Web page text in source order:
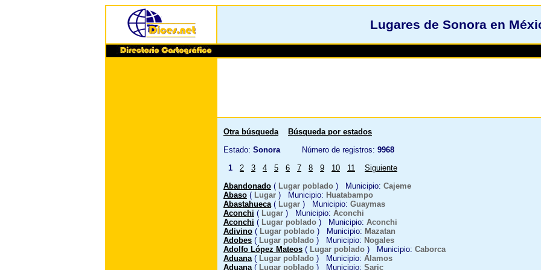
Lugares de Sonora en
Otra búsqueda
Búsqueda por estados
Estado: SonoraNúmero de registros: 9968
1
2 3 4 5 6 7 8 9 10 11
Siguiente
Abandonado ( Lugar poblado ) Municipio: Cajeme
Abaso ( Lugar ) Municipio: Huatabampo
Abastahueca( Lugar ) Municipio: Guaymas
Aconchi ( Lugar ) Municipio: Aconchi
Aconchi ( Lugar poblado ) Municipio: Aconchi
Adivino ( Lugar poblado ) Municipio: Mazatan
Adobes ( Lugar poblado ) Municipio: Nogales
Adolfo López Mateos ( Lugar poblado ) Municipio: Caborca
Aduana( Lugar poblado ) Municipio: Alamos
Aduana( Lugar poblado ) Municipio: Saric